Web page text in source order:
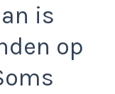
is
op